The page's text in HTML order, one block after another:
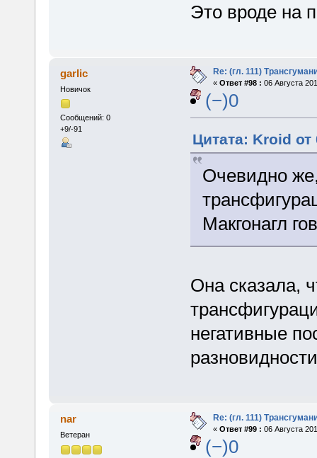
Это вроде на
garlic
Новичок
Сообщений: 0
+9/-91
Re: (гл. 111)
« Ответ #98 : 06 Августа
(−)0
Цитата: Kroid от
Очевидно
Макгонагл
Она сказала,
негативные
nar
Ветеран
Re: (гл. 111)
« Ответ #99 : 06 Августа
(−)0